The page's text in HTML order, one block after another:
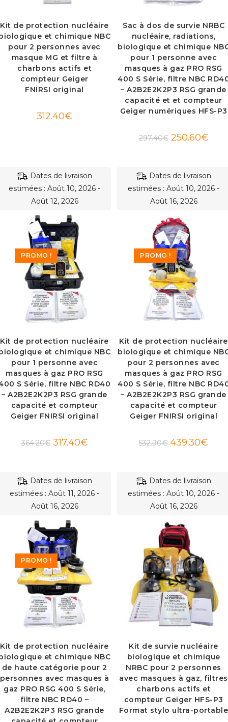
Kit de protection nucléaire
et chimique NBC
pour 2 personnes avec
masque MG et filtre à
charbons actifs et
compteur Geiger
FNIRSI original
312.40€
Sac à dos de survie NRBC
nucléaire, radiations,
biologique et chimique
pour 1 personne avec
masques à gaz PRO RSG
400 S Série, filtre NBC
– A2B2E2K2P3 RSG grande
capacité et et compteur
Geiger numériques HFS-P3
297.40€ Le
prix
250.60€Le
prix
Dates de livraison
estimées : Août 10, 2026 -
Août 12, 2026
PROMO !
Kit de protection nucléaire
et chimique NBC
pour 1 personne avec
masques à gaz PRO RSG
S Série, filtre NBC RD40
– A2B2E2K2P3 RSG grande
capacité et compteur
Geiger FNIRSI original
364.20€ Le
prix
317.40€Le
prix
Dates de livraison
estimées : Août 10, 2026 -
Août 16, 2026
PROMO !
Kit de protection nucléaire
biologique et chimique
pour 2 personnes avec
masques à gaz PRO RSG
400 S Série, filtre NBC
– A2B2E2K2P3 RSG grande
capacité et compteur
Geiger FNIRSI original
532.90€ Le
prix
439.30€
Dates de livraison
estimées : Août 11, 2026 -
Août 16, 2026
PROMO !
Kit de protection nucléaire
et chimique NBC
de haute catégorie pour 2
personnes avec masques à
gaz PRO RSG 400 S Série,
filtre NBC RD40 –
A2B2E2K2P3 RSG grande
Dates de livraison
estimées : Août 10, 2026 -
Août 16, 2026
Kit de survie nucléaire
biologique et chimique
NRBC pour 2 personnes
avec masques à gaz, filtres
charbons actifs et
compteur Geiger HFS-P3
Format stylo ultra-portable